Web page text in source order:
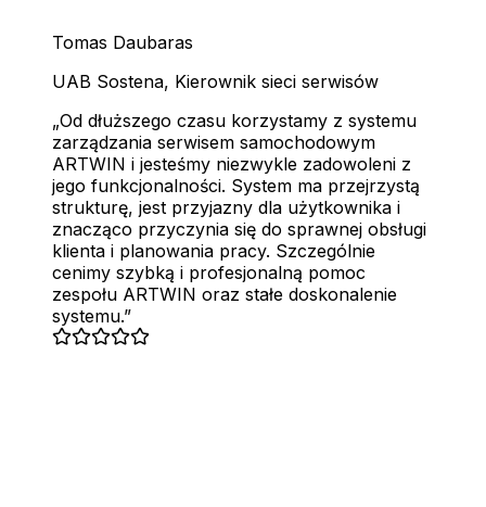
Tomas Daubaras
UAB Sostena, Kierownik sieci serwisów
Od dłuższego czasu korzystamy z systemu
zarządzania serwisem samochodowym
ARTWIN i jesteśmy niezwykle zadowoleni z
jego funkcjonalności. System ma przejrzystą
strukturę, jest przyjazny dla użytkownika i
znacząco przyczynia się do sprawnej obsługi
klienta i planowania pracy. Szczególnie
cenimy szybką i profesjonalną pomoc
zespołu ARTWIN oraz stałe doskonalenie
systemu.